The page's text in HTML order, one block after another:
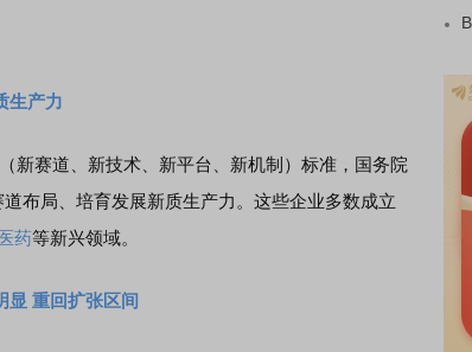
生产力
赛道、新技术、新平台、新机制）标准，国务院
布局、培育发展新质生产力。这些企业多数成立
药等新兴领域。
显 重回扩张区间